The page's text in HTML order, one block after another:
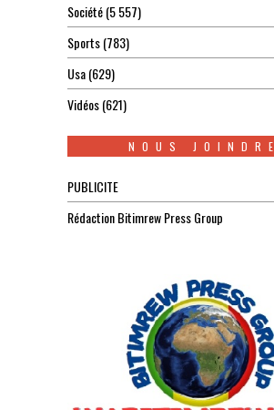
Société(5 557)
Sports(783)
Usa(629)
Vidéos(621)
NOUS JOINDRE
PUBLICITE
Rédaction Bitimrew Press Group